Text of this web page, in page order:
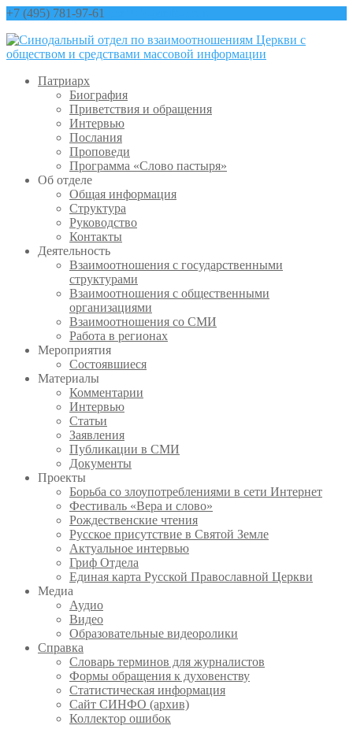
+7 (495) 781-97-61
Патриарх
Биография
Приветствия и обращения
Интервью
Послания
Проповеди
Программа «Слово пастыря»
Об отделе
Общая информация
Структура
Руководство
Контакты
Деятельность
Взаимоотношения с государственными
структурами
Взаимоотношения с общественными
организациями
Взаимоотношения со СМИ
Работа в регионах
Мероприятия
Состоявшиеся
Материалы
Комментарии
Интервью
Статьи
Заявления
Публикации в СМИ
Документы
Проекты
Борьба со злоупотреблениями в сети Интернет
Фестиваль «Вера и слово»
Рождественские чтения
Русское присутствие в Святой Земле
Актуальное интервью
Гриф Отдела
Единая карта Русской Православной Церкви
Медиа
Аудио
Видео
Образовательные видеоролики
Справка
Словарь терминов для журналистов
Формы обращения к духовенству
Статистическая информация
Сайт СИНФО (архив)
Коллектор ошибок